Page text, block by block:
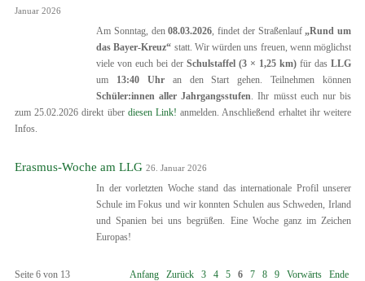
Januar 2026
Am Sonntag, den08.03.2026 , findet der Straßenlauf„Rund um
das Bayer-Kreuz“ statt. Wir würden uns freuen, wenn möglichst
viele von euch bei der Schulstaffel (3 × 1,25 km) für das LLG
um 13:40 Uhran den Start gehen. Teilnehmen können
Schüler:innen aller Jahrgangsstufen . Ihr müsst euch nur bis
zum 25.02.2026 direkt über diesen Link! anmelden. Anschließend erhaltet ihr weitere
Infos.
Erasmus-Woche am LLG 26. Januar 2026
In der vorletzten Woche stand das internationale Profil unserer
Schule im Fokus und wir konnten Schulen aus Schweden, Irland
und Spanien bei uns begrüßen. Eine Woche ganz im Zeichen
Europas!
Seite 6 von 13 Anfang Zurück 3 4 5 6 7 8 9 Vorwärts Ende